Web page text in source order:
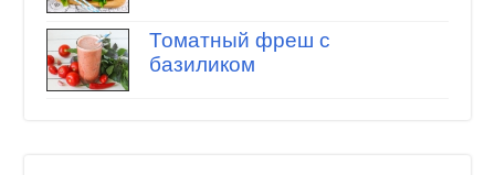
Томатный фреш с
базиликом